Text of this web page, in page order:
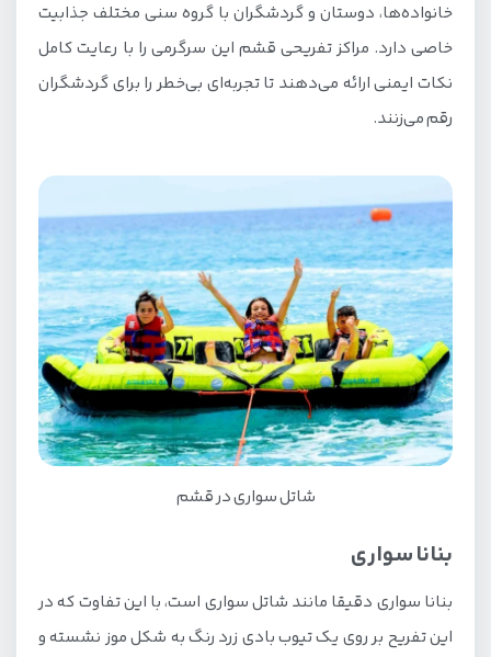
خانواده‌ها، دوستان و گردشگران با گروه سنی مختلف جذابیت
خاصی دارد. مراکز تفریحی قشم این سرگرمی را با رعایت کامل
نکات ایمنی ارائه می‌دهند تا تجربه‌ای بی‌خطر را برای گردشگران
رقم می‌زنند.
شاتل سواری در قشم
بنانا سواری
بنانا سواری دقیقا مانند شاتل سواری است، با این تفاوت که در
این تفریح بر روی یک تیوب بادی زرد رنگ به شکل موز نشسته و